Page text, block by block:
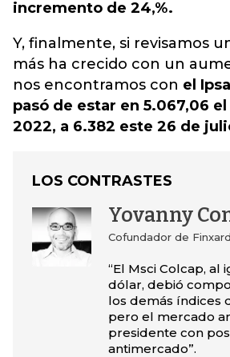
incremento de 24,%.
Y, finalmente, si revisamos
más ha crecido con un
nos encontramos con el
pasó de estar en 5.067,06
2022, a 6.382 este 26 de
LOS CONTRASTES
Yovanny
Cofundador de Finxard
“El Msci Colcap, al
dólar, debió
los demás índices
pero el mercado
presidente con
antimercado”.